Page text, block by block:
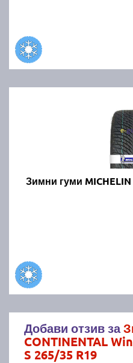
Зимни гуми
Добави отзив за
CONTINENTAL
S 265/35 R19